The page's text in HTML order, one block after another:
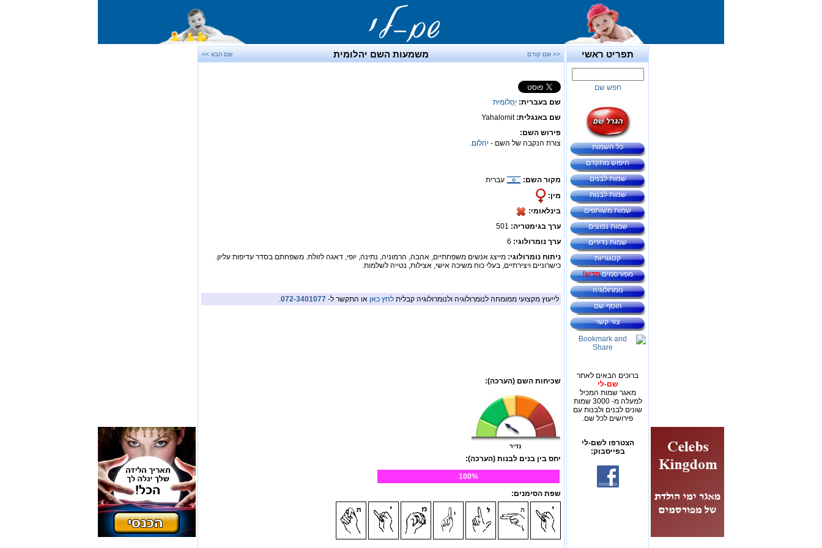
תפריט ראשי
חפש שם
כל השמות
חיפוש מתקדם
שמות לבנים
שמות לבנות
שמות משותפים
שמות נפוצים
שמות נדירים
קטגוריות
מפורסמיםחדש!
נומרולוגיה
הוסף שם
צור קשר
ברוכים הבאים לאתר
שם-לי
מאגר שמות המכיל
למעלה מ- 3000 שמות
שונים לבנים ולבנות עם
פירושים לכל שם.
הצטרפו לשם-לי
בפייסבוק:
<< שם קודם משמעות השם יהלומית שם הבא >>
שם בעברית: יַהֲלוֹמִית
שם באנגלית:Yahalomit
פירוש השם:
צורת הנקבה של השם - יהלום.
מקור השם:
עברית
מין:
בינלאומי:
ערך בגימטריה:
ערך נומרולוגי: 6
ניתוח נומרולוגי: מייצג אנשים משפחתיים, אהבה, הרמוניה, נתינה, יופי, דאגה לזולת. משפחתם בסדר עדיפות עליון.
כישרוניים ויצירתיים, בעלי כוח משיכה אישי, אצילות, נטייה לשלמות.
לייעוץ מקצועי ממומחה לנומרולוגיה ולנומרולוגיה קבלית לחץ כאן או התקשר ל- 072-3401077
.
שכיחות השם (הערכה):
נדיר
יחס בין בנים לבנות (הערכה):
100%
שפת הסימנים: